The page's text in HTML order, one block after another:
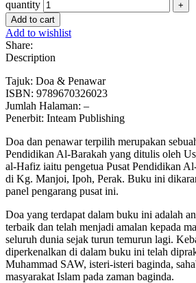
quantity
Add to cart
Add to wishlist
Share:
Description
Tajuk: Doa & Penawar
ISBN: 9789670326023
Jumlah Halaman: –
Penerbit: Inteam Publishing
Doa dan penawar terpilih merupakan
Pendidikan Al-Barakah yang ditulis oleh
al-Hafiz iaitu pengetua Pusat Pendidikan
di Kg. Manjoi, Ipoh, Perak. Buku ini
panel pengarang pusat ini.
Doa yang terdapat dalam buku ini adalah
terbaik dan telah menjadi amalan kepada
seluruh dunia sejak turun temurun lagi.
diperkenalkan di dalam buku ini telah
Muhammad SAW, isteri-isteri baginda,
masyarakat Islam pada zaman baginda.